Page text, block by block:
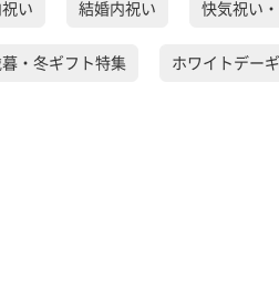
い 結婚内祝い 快気祝い
暮・冬ギフト特集 ホワイトデー